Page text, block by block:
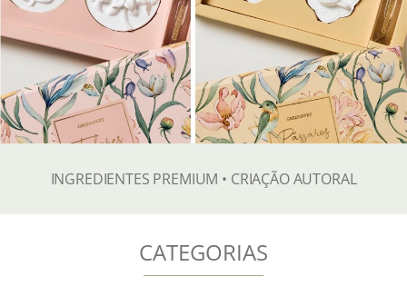
INGREDIENTES PREMIUM • CRIAÇÃO AUTORAL
CATEGORIAS